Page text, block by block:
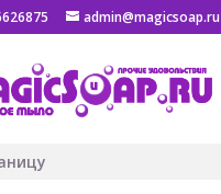
admin@magicsoap.ru